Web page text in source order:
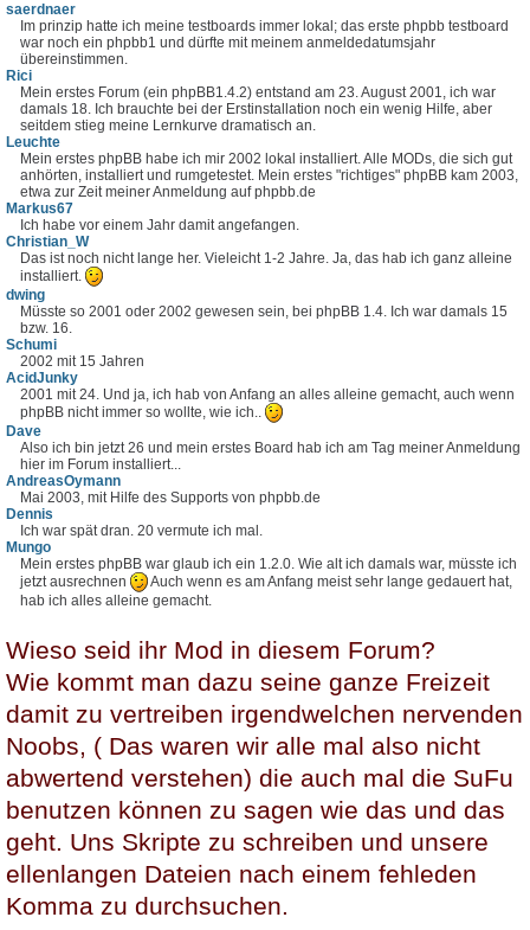
saerdnaer
Im prinzip hatte ich meine testboards immer lokal; das erste phpbb testboard
war noch ein phpbb1 und dürfte mit meinem anmeldedatumsjahr
übereinstimmen.
Rici
Mein erstes Forum (ein phpBB1.4.2) entstand am 23. August 2001, ich war
damals 18. Ich brauchte bei der Erstinstallation noch ein wenig Hilfe, aber
seitdem stieg meine Lernkurve dramatisch an.
Leuchte
Mein erstes phpBB habe ich mir 2002 lokal installiert. Alle MODs, die sich gut
anhörten, installiert und rumgetestet. Mein erstes "richtiges" phpBB kam 2003,
etwa zur Zeit meiner Anmeldung auf phpbb.de
Markus67
Ich habe vor einem Jahr damit angefangen.
Christian_W
Das ist noch nicht lange her. Vieleicht 1-2 Jahre. Ja, das hab ich ganz alleine
installiert.
dwing
Müsste so 2001 oder 2002 gewesen sein, bei phpBB 1.4. Ich war damals 15
bzw. 16.
Schumi
2002 mit 15 Jahren
AcidJunky
2001 mit 24. Und ja, ich hab von Anfang an alles alleine gemacht, auch wenn
phpBB nicht immer so wollte, wie ich..
Dave
Also ich bin jetzt 26 und mein erstes Board hab ich am Tag meiner Anmeldung
hier im Forum installiert...
AndreasOymann
Mai 2003, mit Hilfe des Supports von phpbb.de
Dennis
Ich war spät dran. 20 vermute ich mal.
Mungo
Mein erstes phpBB war glaub ich ein 1.2.0. Wie alt ich damals war, müsste ich
jetzt ausrechnen
Auch wenn es am Anfang meist sehr lange gedauert hat,
hab ich alles alleine gemacht.
Wieso seid ihr Mod in diesem Forum?
Wie kommt man dazu seine ganze Freizeit
damit zu vertreiben irgendwelchen nervenden
Noobs, ( Das waren wir alle mal also nicht
abwertend verstehen) die auch mal die SuFu
benutzen können zu sagen wie das und das
geht. Uns Skripte zu schreiben und unsere
ellenlangen Dateien nach einem fehleden
Komma zu durchsuchen.